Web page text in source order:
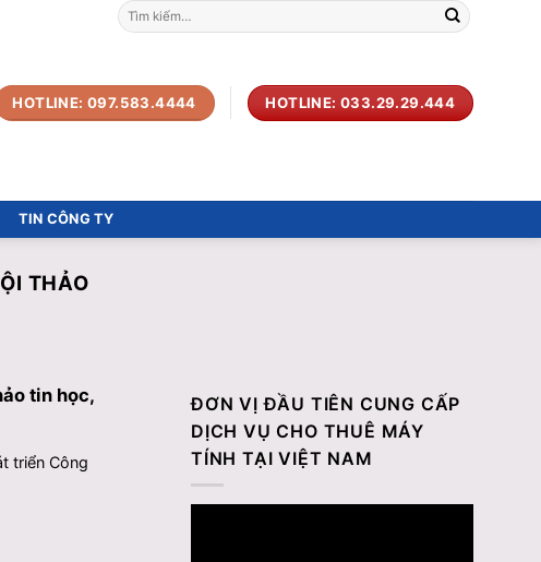
Tìm
kiếm:
HOTLINE: 097.583.4444 HOTLINE: 033.29.29.444
TIN CÔNG TY
THẢO
tin học,
triển Công
ĐƠN VỊ ĐẦU TIÊN CUNG CẤP
DỊCH VỤ CHO THUÊ MÁY
TÍNH TẠI VIỆT NAM